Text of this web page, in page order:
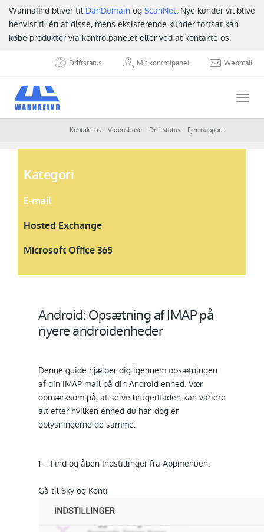
Wannafind bliver til DanDomain og ScanNet. Nye kunder vil blive
henvist til én af disse, mens eksisterende kunder fortsat kan
købe produkter via kontrolpanelet eller ved at kontakte os.
Driftstatus Mit kontrolpanel Webmail
Kontakt os Vidensbase Driftstatus Fjernsupport
Kategori
E-mail
Hosted Exchange
Microsoft Office 365
Android: Opsætning af IMAP på
nyere androidenheder
Denne guide hjælper dig igennem opsætningen
af din IMAP mail på din Android enhed. Vær
opmærksom på, at selve brugerfladen kan variere
alt efter hvilken enhed du har, dog er
oplysningerne de samme.
1 – Find og åben Indstillinger fra Appmenuen.
Gå til Sky og Konti